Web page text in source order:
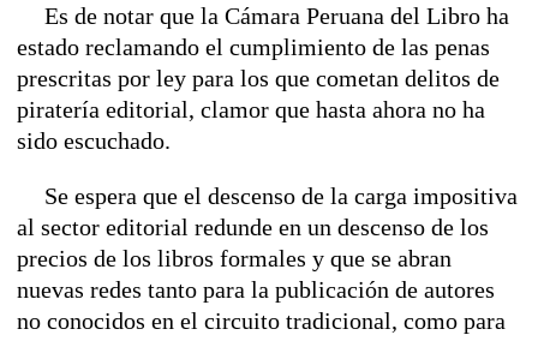
Es de notar que la Cámara Peruana del Libro ha
estado reclamando el cumplimiento de las penas
prescritas por ley para los que cometan delitos de
piratería editorial, clamor que hasta ahora no ha
sido escuchado.
Se espera que el descenso de la carga impositiva
al sector editorial redunde en un descenso de los
precios de los libros formales y que se abran
nuevas redes tanto para la publicación de autores
no conocidos en el circuito tradicional, como para